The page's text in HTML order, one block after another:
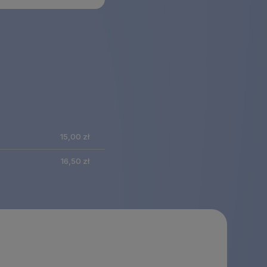
zawiera
15,00 zł
16,50 zł